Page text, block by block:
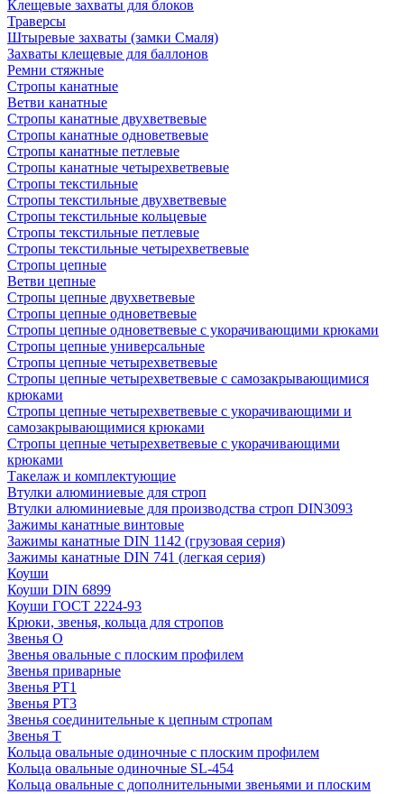
Клещевые захваты для блоков
Траверсы
Штыревые захваты (замки Смаля)
Захваты клещевые для баллонов
Ремни стяжные
Стропы канатные
Ветви канатные
Стропы канатные двухветвевые
Стропы канатные одноветвевые
Стропы канатные петлевые
Стропы канатные четырехветвевые
Стропы текстильные
Стропы текстильные двухветвевые
Стропы текстильные кольцевые
Стропы текстильные петлевые
Стропы текстильные четырехветвевые
Стропы цепные
Ветви цепные
Стропы цепные двухветвевые
Стропы цепные одноветвевые
Стропы цепные одноветвевые с укорачивающими крюками
Стропы цепные универсальные
Стропы цепные четырехветвевые
Стропы цепные четырехветвевые с самозакрывающимися
крюками
Стропы цепные четырехветвевые с укорачивающими и
самозакрывающимися крюками
Стропы цепные четырехветвевые с укорачивающими
крюками
Такелаж и комплектующие
Втулки алюминиевые для строп
Втулки алюминиевые для производства строп DIN3093
Зажимы канатные винтовые
Зажимы канатные DIN 1142 (грузовая серия)
Зажимы канатные DIN 741 (легкая серия)
Коуши
Коуши DIN 6899
Коуши ГОСТ 2224-93
Крюки, звенья, кольца для стропов
Звенья О
Звенья овальные с плоским профилем
Звенья приварные
Звенья РТ1
Звенья РТ3
Звенья соединительные к цепным стропам
Звенья Т
Кольца овальные одиночные c плоским профилем
Кольца овальные одиночные SL-454
Кольца овальные с дополнительными звеньями и плоским